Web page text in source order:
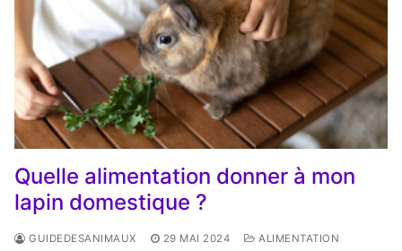
Quelle alimentation donner à mon
lapin domestique ?
GUIDEDESANIMAUX 29 MAI 2024
ALIMENTATION